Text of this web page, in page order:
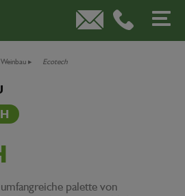
▸ Ecotech
palette von